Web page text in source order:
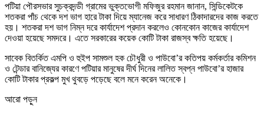
পটিয়া পৌরসভার সুচক্রদন্ডী গ্রামের ভুক্তভোগী মফিজুর রহমান জানান, সিন্ডিকেটকে
শতকরা পাঁচ থেকে দশ ভাগ হারে টাকা দিয়ে ম্যানেজ করে সাধারণ ঠিকাদারদের কাজ করতে
হয়। শতকরা দশ ভাগ নিম্ন দরে কার্যাদেশ প্রদান করলেও কোনকোন কাজের কার্যাদেশ
দেওয়া হয়েছে সমদরে। এতে সরকারের কয়েক কোটি টাকা রাজস্ব ক্ষতি হয়েছে।
সাবেক বিতর্কিত এমপি ও হুইপ সামশুল হক চৌধুরী ও পাউবো’র কতিপয় কর্মকর্তার কমিশন
ও টেন্ডার বানিজ্যের কারণে পটিয়ার মানুষের দীর্ঘ দিনের লালিত স্বপ্ন পাউবো’র হাজার
কোটি টাকার প্রকল্প মুখ থুবড়ে পড়েছে বলে মনে করেন অনেকে।
আরো পড়ুন